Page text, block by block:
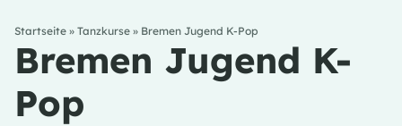
Startseite » Tanzkurse » Bremen Jugend K-Pop
Bremen Jugend K-
Pop